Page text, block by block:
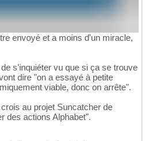
envoyé et a moins d'un miracle,
s'inquiéter vu que si ça se trouve
dire "on a essayé à petite
viable, donc on arrête".
au projet Suncatcher de
des actions Alphabet".